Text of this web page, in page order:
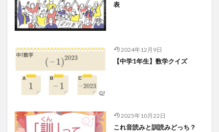
表
2024年12月9日
【中学1年生】数学クイズ
2025年10月22日
これ音読みと訓読みどっち？